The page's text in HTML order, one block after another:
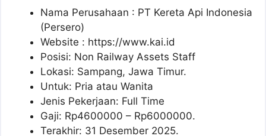
Nama Perusahaan : PT Kereta Api Indonesia
(Persero)
Website : https://www.kai.id
Posisi: Non Railway Assets Staff
Lokasi: Sampang, Jawa Timur.
Untuk: Pria atau Wanita
Jenis Pekerjaan: Full Time
Gaji: Rp4600000 – Rp6000000.
Terakhir: 31 Desember 2025.